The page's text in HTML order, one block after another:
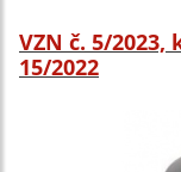
VZN č. 5/
15/2022